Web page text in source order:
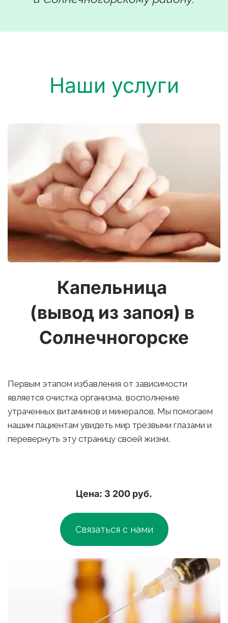
Наши услуги
Капельница
(вывод из запоя) в
Солнечногорске
Первым этапом избавления от зависимости
является очистка организма, восполнение
утраченных витаминов и минералов. Мы помогаем
нашим пациентам увидеть мир трезвыми глазами и
перевернуть эту страницу своей жизни.
Цена: 3 200 руб.
Связаться с нами